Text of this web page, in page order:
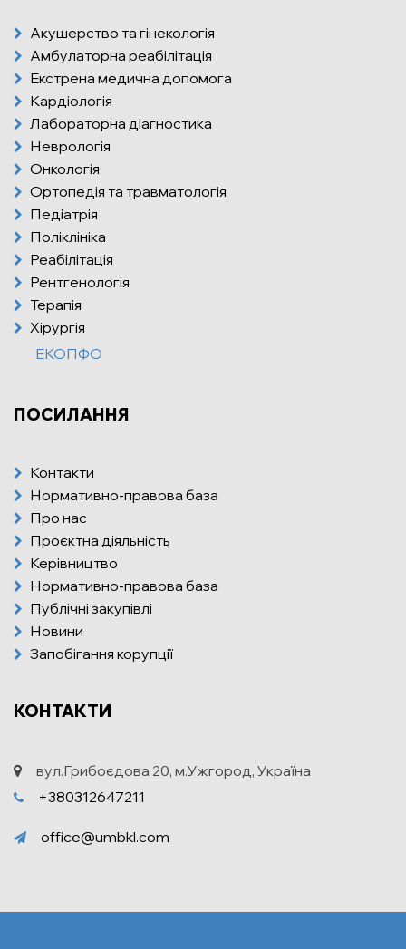
Акушерство та гінекологія
Амбулаторна реабілітація
Екстрена медична допомога
Кардіологія
Лабораторна діагностика
Неврологія
Онкологія
Ортопедія та травматологія
Педіатрія
Поліклініка
Реабілітація
Рентгенологія
Терапія
Хірургія
ЕКОПФО
ПОСИЛАННЯ
Контакти
Нормативно-правова база
Про нас
Проєктна діяльність
Керівництво
Нормативно-правова база
Публічні закупівлі
Новини
Запобігання корупції
КОНТАКТИ
вул.Грибоєдова 20, м.Ужгород, Україна
+380312647211
office@umbkl.com